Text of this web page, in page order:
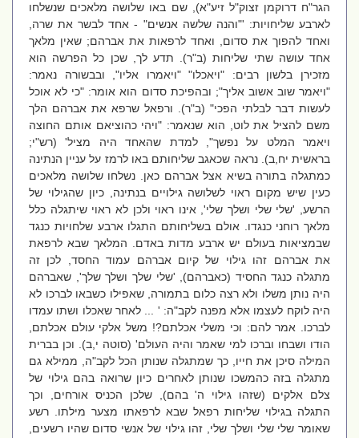
הגר"ח דרוקמן זצוק"ל זיע"א), שם באו שלושה מלאכים שנשלחו
לארבע שליחויות: '"והנה שלשה אנשים" - אחד לבשר את שרה,
ואחד להפוך את סדום, ואחד לרפאות את אברהם; שאין מלאך
אחד עושה שתי שליחות (ב"ר). תדע לך, שכן כל הפרשה הוא
מזכירן בלשון רבים: "ויאכלו" "ויאמרו אליו", ובבשורה נאמר:
"ויאמר שוב אשוב אליך"; ובהפיכת סדום הוא אומר: "כי לא אוכל
לעשות דבר לבלתי הפכי" (ב"ר). ורפאל שרפא את אברהם הלך
משם להציל את לוט, הוא שנאמר: "ויהי כהוציאם אותם החוצה
ויאמר המלט על נפשך", למדת שהאחד היה מציל' (רש"י;
בראשית יח,ב). נראה שכאגב שליחותם באו לרמז על עניין הנתינה
כמתגלה בתורה בשיא אצל אברהם כאן. נשלחו שלושה מלאכים
כעין שיש מקום ראוי לשלושה גילויים בנתינה, כיון שהגילוי של
הרשע, 'שלי שלי ושלך שלי', אינו ראוי ולכן לא ראוי שיתגלה כלל
מלאך רוחני כנגדו. אולם בשליחותם התגלו ארבע שלחויות כנגד
שבמציאות בעולם יש ארבע מדות באדם. המלאך שבא לרפאת
את אברהם זהו גילוי של קיום אברהם עמוד החסד, לכן זה
מתגלה כנגד החסיד (כאברהם), 'שלי שלך ושלך שלך', שאברהם
היה נותן משלו ולא רצה כלום בתמורה, שאפילו כשבאו לברכו לא
היה לוקח לעצמו אלא מפנה לקב"ה: ' ... לאחר שאכלו ושתו עמדו
לברכו. אמר להם: וכי משלי אכלתם?! משל אלקי עולם אכלתם,
הודו ושבחו וברכו למי שאמר והיה העולם' (סוטה י,ב). וכן בברית
המילה סיכן את חייו, כך שמתגלה שנותן הכל לקב"ה, ממילא גם
מתגלה בזה כהמשכו שנותן לאחרים כיון שרואה בהם גילוי של
צלם אלקים (שזהו גילוי ה' בהם), שלכן הכניס אורחים, וכך
התגלה בגילוי שליחות רפאל שבא לרפאתו מצער מילתו. רשע
שאומר שלי שלי ושלך שלי, זהו גילוי של אנשי סדום שהיו רשעים,